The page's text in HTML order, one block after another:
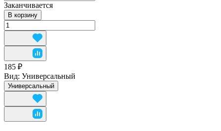
Заканчивается
В корзину
185 ₽
Вид: Универсальный
Универсальный